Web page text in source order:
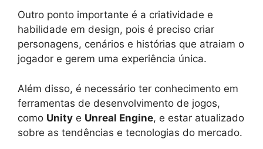
Outro ponto importante é a criatividade e
habilidade em design, pois é preciso criar
personagens, cenários e histórias que atraiam o
jogador e gerem uma experiência única.
Além disso, é necessário ter conhecimento em
ferramentas de desenvolvimento de jogos,
como Unity e Unreal Engine, e estar atualizado
sobre as tendências e tecnologias do mercado.